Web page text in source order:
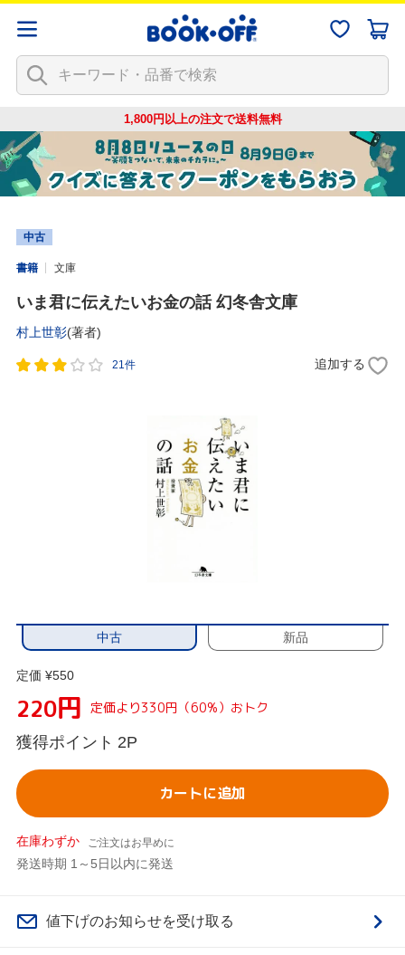
1,800円以上の注文で送料無料
中古
書籍 文庫
いま君に伝えたいお金の話 幻冬舎文庫
村上世彰(著者)
21件 追加する
中古 新品
定価 ¥550
220円 定価より330円（60%）おトク
獲得ポイント 2P
カートに追加
在庫わずか ご注文はお早めに
発送時期 1～5日以内に発送
値下げのお知らせを受け取る